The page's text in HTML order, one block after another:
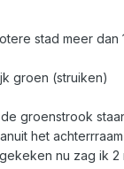
stad meer
groen (struiken)
groenstrook
het
nu zag ik